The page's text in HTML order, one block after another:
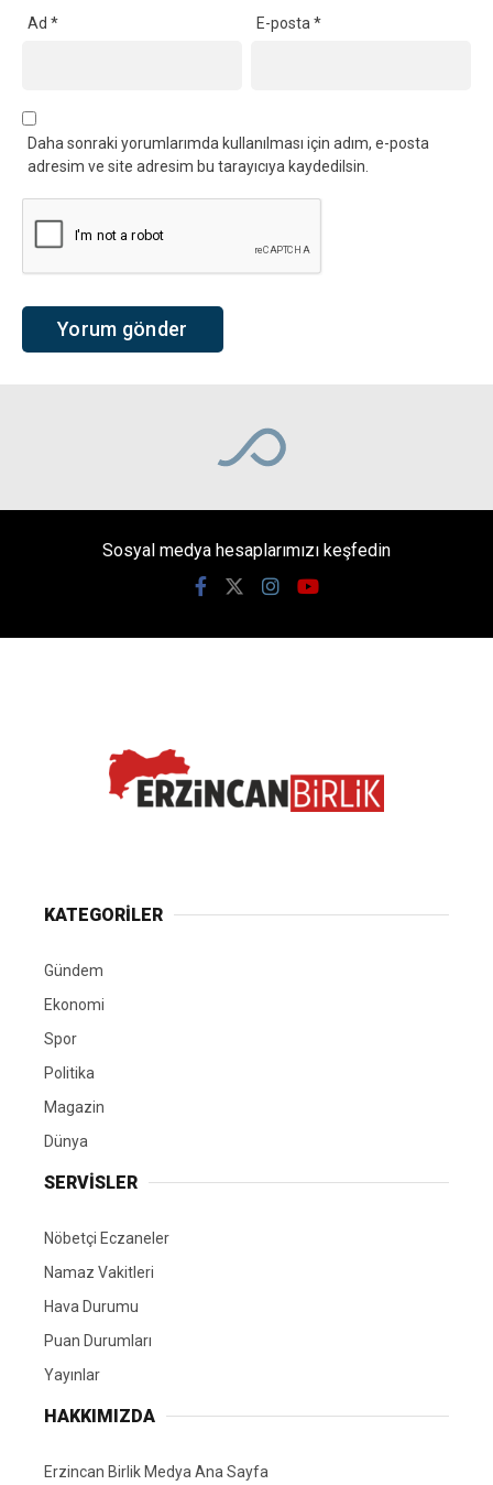
Ad * E-posta*
Daha sonraki yorumlarımda kullanılması için adım, e-posta
adresim ve site adresim bu tarayıcıya kaydedilsin.
Sosyal medya hesaplarımızı keşfedin
KATEGORİLER
Gündem
Ekonomi
Spor
Politika
Magazin
Dünya
SERVİSLER
Nöbetçi Eczaneler
Namaz Vakitleri
Hava Durumu
Puan Durumları
Yayınlar
HAKKIMIZDA
Erzincan Birlik Medya Ana Sayfa